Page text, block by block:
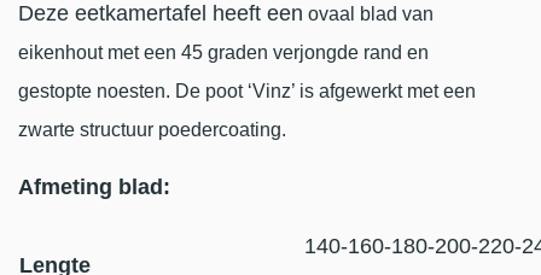
Deze eetkamertafel heeft een ovaal blad van
eikenhout met een 45 graden verjongde rand en
gestopte noesten. De poot ‘Vinz’ is afgewerkt met een
zwarte structuur poedercoating.
Afmeting blad:
Lengte
140-160-180-200-220-